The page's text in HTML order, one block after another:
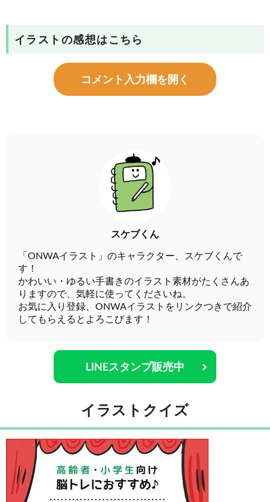
イラストの感想はこちら
コメント入力欄を開く
スケブくん
「ONWAイラスト」のキャラクター、スケブくんで
す！
かわいい・ゆるい手書きのイラスト素材がたくさんあ
りますので、気軽に使ってくださいね。
お気に入り登録、ONWAイラストをリンクつきで紹介
してもらえるとよろこびます！
LINEスタンプ販売中
イラストクイズ